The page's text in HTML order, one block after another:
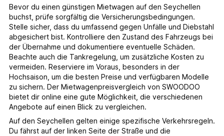
Bevor du einen günstigen Mietwagen auf den Seychellen
buchst, prüfe sorgfältig die Versicherungsbedingungen.
Stelle sicher, dass du umfassend gegen Unfälle und Diebstahl
abgesichert bist. Kontrolliere den Zustand des Fahrzeugs bei
der Übernahme und dokumentiere eventuelle Schäden.
Beachte auch die Tankregelung, um zusätzliche Kosten zu
vermeiden. Reserviere im Voraus, besonders in der
Hochsaison, um die besten Preise und verfügbaren Modelle
zu sichern. Der Mietwagenpreisvergleich von SWOODOO
bietet dir online eine gute Möglichkeit, die verschiedenen
Angebote auf einen Blick zu vergleichen.
Auf den Seychellen gelten einige spezifische Verkehrsregeln.
Du fährst auf der linken Seite der Straße und die